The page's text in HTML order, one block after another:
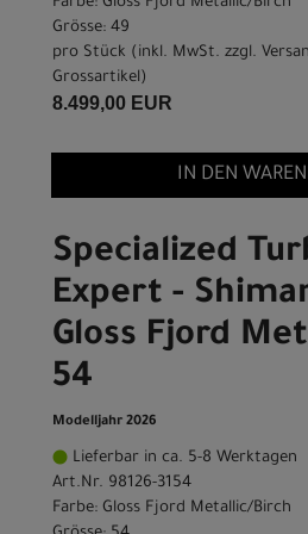
Grösse: 49
pro Stück (inkl. MwSt. zzgl.
Grossartikel)
8.499,00 EUR
IN DEN
Specialized
Expert -
Gloss Fjord
54
Modelljahr 2026
Lieferbar in ca. 5-8 Werktagen
Art.Nr. 98126-3154
Farbe: Gloss Fjord Metallic/Birch